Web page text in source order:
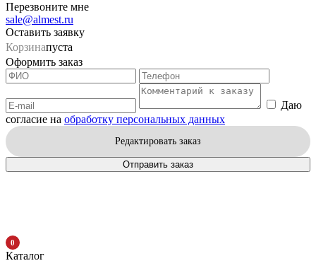
Перезвоните мне
sale@almest.ru
Оставить заявку
Корзинапуста
Оформить заказ
Даю
согласие на обработку персональных данных
Редактировать заказ
Отправить заказ
0
Каталог